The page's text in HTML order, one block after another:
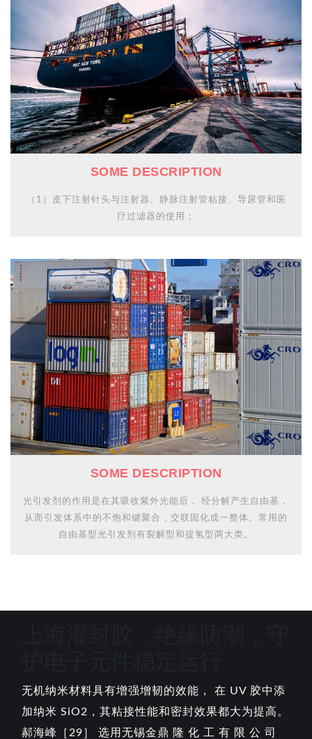
SOME DESCRIPTION
（1）皮下注射针头与注射器、静脉注射管粘接、导尿管和医
疗过滤器的使用；
SOME DESCRIPTION
光引发剂的作用是在其吸收紫外光能后， 经分解产生自由基，
从而引发体系中的不饱和键聚合，交联固化成一整体。常用的
自由基型光引发剂有裂解型和提氢型两大类。
无机纳米材料具有增强增韧的效能， 在 UV 胶中添
加纳米 SiO2，其粘接性能和密封效果都大为提高。
郝海峰［29］ 选用无锡金鼎 隆 化 工 有 限 公 司